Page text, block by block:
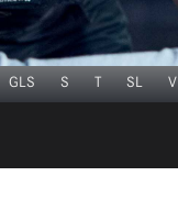
GLS S T SL V